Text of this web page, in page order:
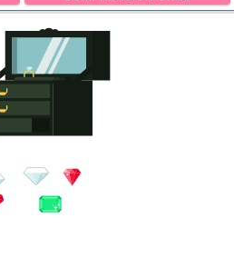
COMPRENSIÓN